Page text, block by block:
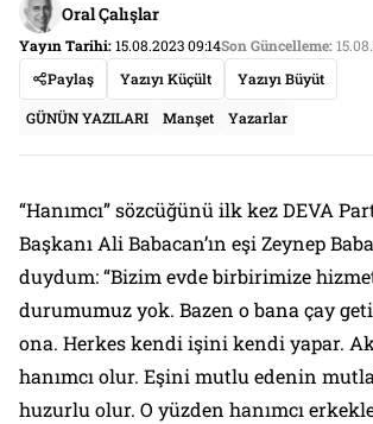
Oral Çalışlar
Yayın Tarihi:15.08.2023 09:14Son Güncelleme:
Paylaş
Yazıyı Küçült Yazıyı Büyüt
GÜNÜN YAZILARI Manşet Yazarlar
“Hanımcı” sözcüğünü ilk kez DEVA
Başkanı Ali Babacan’ın eşi Zeynep
duydum: “Bizim evde birbirimize
durumumuz yok. Bazen o bana çay
ona. Herkes kendi işini kendi yapar.
hanımcı olur. Eşini mutlu edenin
huzurlu olur. O yüzden hanımcı